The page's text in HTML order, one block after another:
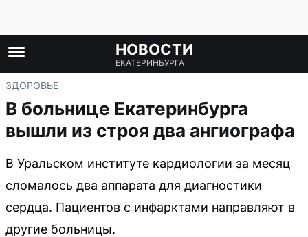
НОВОСТИ
ЕКАТЕРИНБУРГА
ЗДОРОВЬЕ
В больнице Екатеринбурга
вышли из строя два ангиографа
В Уральском институте кардиологии за месяц
сломалось два аппарата для диагностики
сердца. Пациентов с инфарктами направляют в
другие больницы.